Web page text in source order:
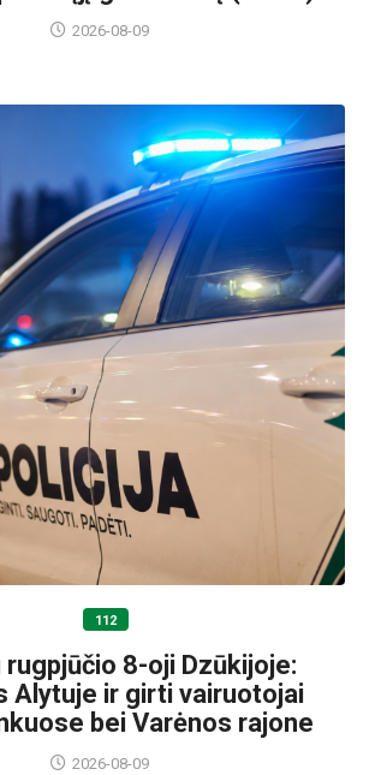
2026-08-09
112
rugpjūčio 8-oji Dzūkijoje:
Alytuje ir girti vairuotojai
bei Varėnos rajone
2026-08-09